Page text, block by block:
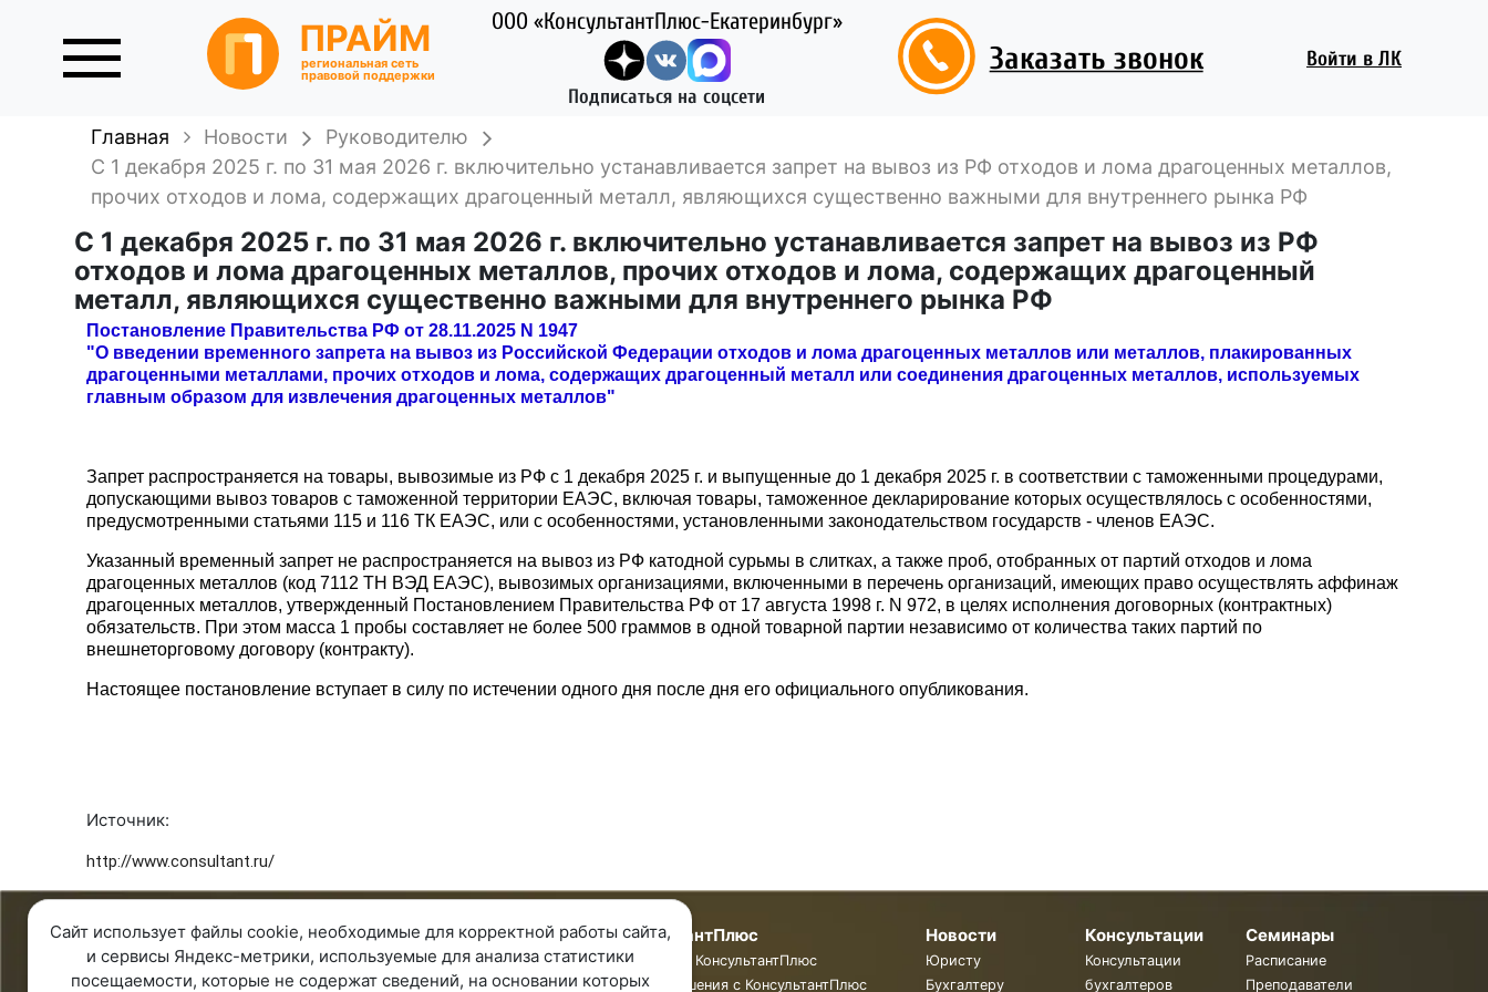
ПРАЙМ
региональная сеть
правовой поддержки
ООО «КонсультантПлюс-Екатеринбург»
Подписаться на соцсети
Заказать звонок Войти в ЛК
Главная Новости
Руководителю
С 1 декабря 2025 г. по 31 мая 2026 г. включительно устанавливается запрет на вывоз из РФ отходов и лома драгоценных металлов,
прочих отходов и лома, содержащих драгоценный металл, являющихся существенно важными для внутреннего рынка РФ
С 1 декабря 2025 г. по 31 мая 2026 г. включительно устанавливается запрет на вывоз из РФ
отходов и лома драгоценных металлов, прочих отходов и лома, содержащих драгоценный
металл, являющихся существенно важными для внутреннего рынка РФ
Постановление Правительства РФ от 28.11.2025 N 1947
"О введении временного запрета на вывоз из Российской Федерации отходов и лома драгоценных металлов или металлов, плакированных
драгоценными металлами, прочих отходов и лома, содержащих драгоценный металл или соединения драгоценных металлов, используемых
главным образом для извлечения драгоценных металлов"
Запрет распространяется на товары, вывозимые из РФ с 1 декабря 2025 г. и выпущенные до 1 декабря 2025 г. в соответствии с таможенными процедурами,
допускающими вывоз товаров с таможенной территории ЕАЭС, включая товары, таможенное декларирование которых осуществлялось с особенностями,
предусмотренными статьями 115 и 116 ТК ЕАЭС, или с особенностями, установленными законодательством государств - членов ЕАЭС.
Указанный временный запрет не распространяется на вывоз из РФ катодной сурьмы в слитках, а также проб, отобранных от партий отходов и лома
драгоценных металлов (код 7112 ТН ВЭД ЕАЭС), вывозимых организациями, включенными в перечень организаций, имеющих право осуществлять аффинаж
драгоценных металлов, утвержденный Постановлением Правительства РФ от 17 августа 1998 г. N 972, в целях исполнения договорных (контрактных)
обязательств. При этом масса 1 пробы составляет не более 500 граммов в одной товарной партии независимо от количества таких партий по
внешнеторговому договору (контракту).
Настоящее постановление вступает в силу по истечении одного дня после дня его официального опубликования.
Источник:
http://www.consultant.ru/
8 343 287 51 45
Единый телефон
8 800 100 00 78
О компании
О компании
Контакты
КонсультантПлюс
Программы КонсультантПлюс
Готовые решения с КонсультантПлюс
Новости
Юристу
Бухгалтеру
Консультации
Консультации
бухгалтеров
Семинары
Расписание
Преподаватели
Сайт использует файлы cookie, необходимые для корректной работы сайта,
и сервисы Яндекс-метрики, используемые для анализа статистики
посещаемости, которые не содержат сведений, на основании которых